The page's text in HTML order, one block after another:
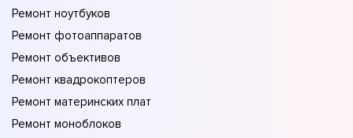
Ремонт ноутбуков
Ремонт фотоаппаратов
Ремонт объективов
Ремонт квадрокоптеров
Ремонт материнских плат
Ремонт моноблоков